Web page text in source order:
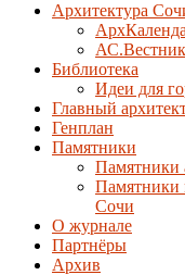
Архитектура
АС.Вестник
Библиотека
Идеи для
Главный
Генплан
Памятники
Памятники
Памятники
Сочи
О журнале
Партнёры
Архив